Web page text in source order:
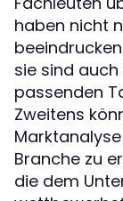
haben nicht
sie sind auch
passenden
Zweitens
Branche zu
die dem